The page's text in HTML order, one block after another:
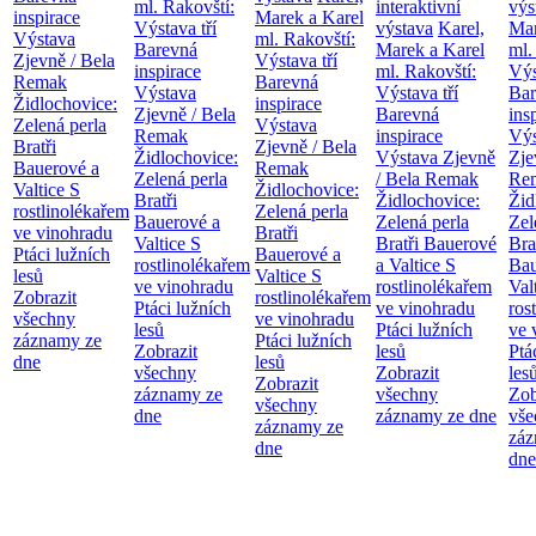
inspirace
Výstava
Zjevně / Bela
Remak
Židlochovice:
Zelená perla
Bratři
Bauerové a
Valtice S
rostlinolékařem
ve vinohradu
Ptáci lužních
lesů
Zobrazit
všechny
záznamy ze
dne
ml. Rakovští:
Výstava tří
Barevná
inspirace
Výstava
Zjevně / Bela
Remak
Židlochovice:
Zelená perla
Bratři
Bauerové a
Valtice S
rostlinolékařem
ve vinohradu
Ptáci lužních
lesů
Zobrazit
všechny
záznamy ze
dne
Marek a Karel
ml. Rakovští:
Výstava tří
Barevná
inspirace
Výstava
Zjevně / Bela
Remak
Židlochovice:
Zelená perla
Bratři
Bauerové a
Valtice S
rostlinolékařem
ve vinohradu
Ptáci lužních
lesů
Zobrazit
všechny
záznamy ze
dne
interaktivní
výstava Karel,
Marek a Karel
ml. Rakovští:
Výstava tří
Barevná
inspirace
Výstava Zjevně
/ Bela Remak
Židlochovice:
Zelená perla
Bratři Bauerové
a Valtice S
rostlinolékařem
ve vinohradu
Ptáci lužních
lesů
Zobrazit
všechny
záznamy ze dne
ml.
ve
dne